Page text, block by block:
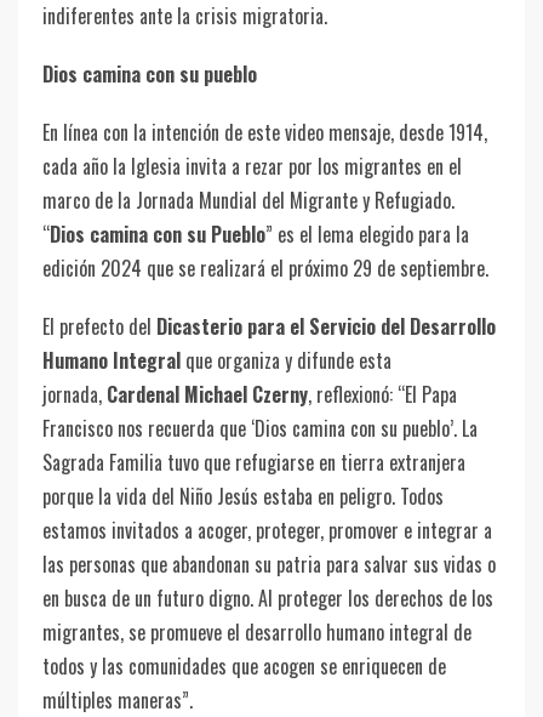
indiferentes ante la crisis migratoria.
Dios camina con su pueblo
En línea con la intención de este video mensaje, desde 1914,
cada año la Iglesia invita a rezar por los migrantes en el
marco de la Jornada Mundial del Migrante y Refugiado.
“Dios camina con su Pueblo” es el lema elegido para la
edición 2024 que se realizará el próximo 29 de septiembre.
El prefecto del Dicasterio para el Servicio del Desarrollo
Humano Integral que organiza y difunde esta
jornada, Cardenal Michael Czerny, reflexionó: “El Papa
Francisco nos recuerda que ‘Dios camina con su pueblo’. La
Sagrada Familia tuvo que refugiarse en tierra extranjera
porque la vida del Niño Jesús estaba en peligro. Todos
estamos invitados a acoger, proteger, promover e integrar a
las personas que abandonan su patria para salvar sus vidas o
en busca de un futuro digno. Al proteger los derechos de los
migrantes, se promueve el desarrollo humano integral de
todos y las comunidades que acogen se enriquecen de
múltiples maneras”.